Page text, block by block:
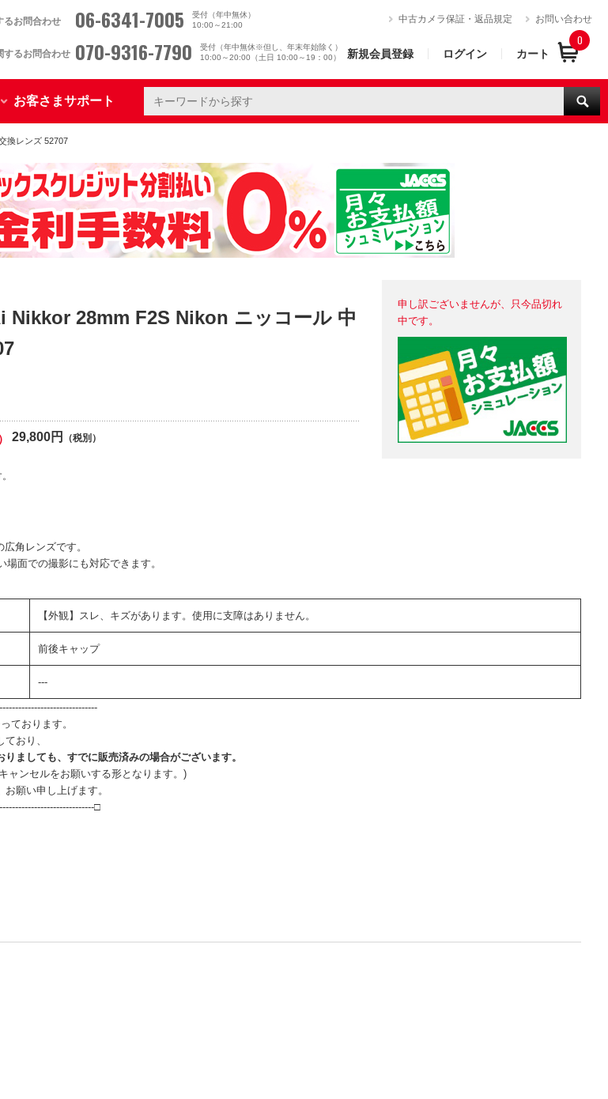
るお問合わせ 06-6341-7005
受付（年中無休）
10:00～21:00
するお問合わせ 070-9316-7790
受付（年中無休※但し、年末年始除く）
10:00～20:00（土日 10:00～19：00）
中古カメラ保証・返品規定 お問い合わせ
新規会員登録 ログイン カート
0
お客さまサポート
換レンズ 52707
Nikkor 28mm F2S Nikon ニッコール 中
29,800円 （税別）
申し訳ございませんが、只今品切れ
中です。
角レンズです。
面での撮影にも対応できます。
【外観】スレ、キズがあります。使用に支障はありません。
前後キャップ
---
ております。
おり、
ましても、すでに販売済みの場合がございます。
ャンセルをお願いする形となります。)
願い申し上げます。
□